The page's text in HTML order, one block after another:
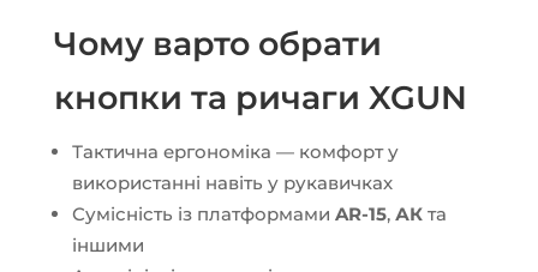
Чому варто обрати
кнопки та ричаги XGUN
Тактична ергономіка — комфорт у
використанні навіть у рукавичках
Сумісність із платформами AR-15, АКта
іншими